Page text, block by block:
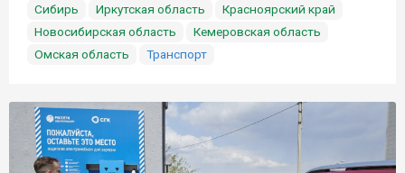
Сибирь
Иркутская область
Красноярский край
Новосибирская область
Кемеровская область
Омская область
Транспорт